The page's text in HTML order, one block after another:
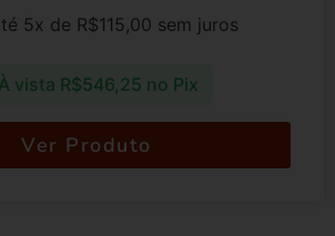
5x de R$115,00 sem juros
À vista R$546,25 no Pix
Ver Produto